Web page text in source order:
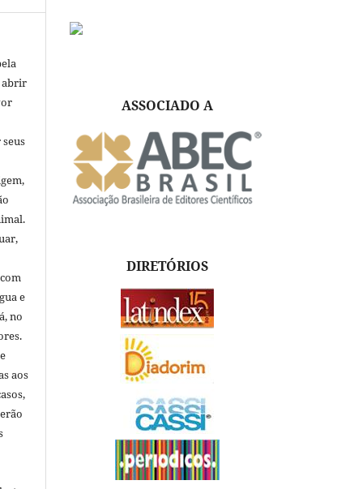
abrir
e
no
aos
ASSOCIADO A
DIRETÓRIOS